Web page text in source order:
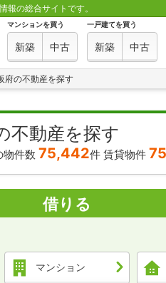
報の総合サイトです。
マンションを買う
新築 中古
一戸建てを買う
新築 中古
府の不動産を探す
不動産を探す
物件数 75,442件 賃貸物件
借りる
マンション